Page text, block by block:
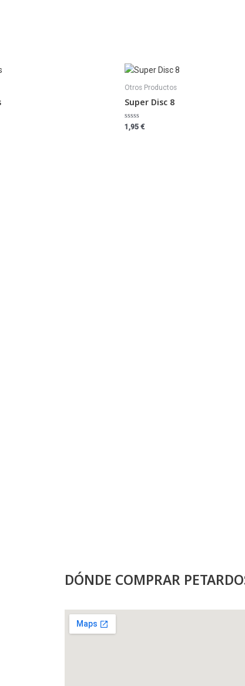
Otros Productos
Super Disc 8
Valorado
con
1,95 €
DÓNDE COMPRAR